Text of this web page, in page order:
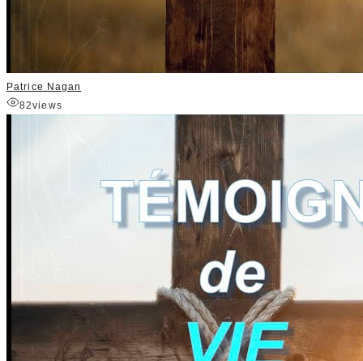
Patrice Nagan
82views